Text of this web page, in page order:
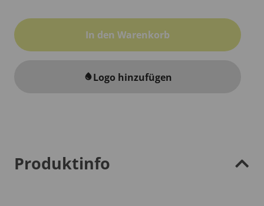
In den Warenkorb
water_dropLogo hinzufügen
Produktinfo